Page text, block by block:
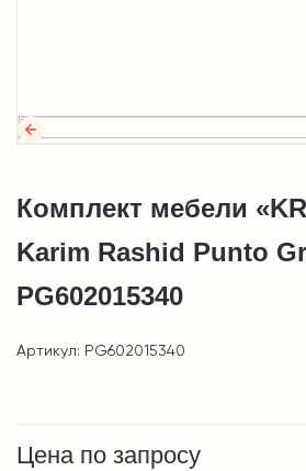
Комплект мебели
Karim Rashid Punto
PG602015340
Артикул: PG602015340
Цена по запросу